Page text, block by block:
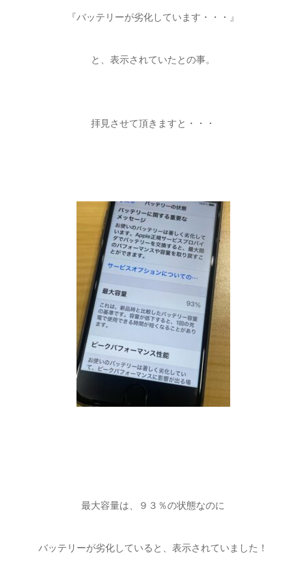
『バッテリーが劣化しています・・・』
と、表示されていたとの事。
拝見させて頂きますと・・・
最大容量は、９３％の状態なのに
バッテリーが劣化していると、表示されていました！